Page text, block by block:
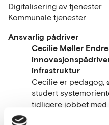
Digitalisering av tjenester
Kommunale tjenester
Ansvarlig pådriver
Cecilie Møller
infrastruktur
Cecilie er pedagog,
studert
tidligere jobbet
entreprenørskap